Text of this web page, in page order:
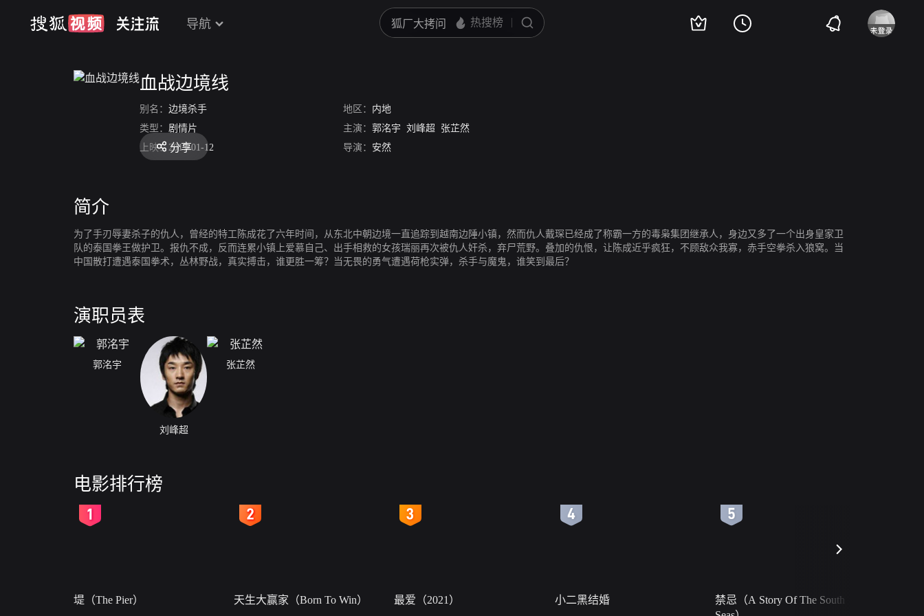
导航
血战边境线
别名： 边境杀手 地区： 内地
类型： 剧情片 主演： 郭洺宇 刘峰超
张芷然
上映： 2017-01-12 导演： 安然
分享
简介
为了手刃辱妻杀子的仇人，曾经的特工陈成花了六年时间，从东北中朝边境一直追踪到越南边陲小镇，然而仇人戴琛已经成了称霸一方的毒枭集团继承人，身边又多了一个出身皇家卫
队的泰国拳王做护卫。报仇不成，反而连累小镇上爱慕自己、出手相救的女孩瑞丽再次被仇人奸杀，弃尸荒野。叠加的仇恨，让陈成近乎疯狂，不顾敌众我寡，赤手空拳杀入狼窝。当
中国散打遭遇泰国拳术，丛林野战，真实搏击，谁更胜一筹？当无畏的勇气遭遇荷枪实弹，杀手与魔鬼，谁笑到最后？
演职员表
郭洺宇
刘峰超
张芷然
电影排行榜
堤（The Pier） 天生大赢家（Born To Win） 最爱（2021） 小二黑结婚
禁忌（A Story Of The South